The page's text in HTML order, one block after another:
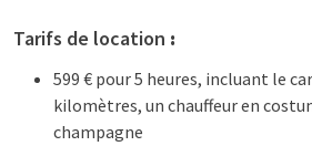
Tarifs de location :
599 € pour 5 heures, incluant le
kilomètres, un chauffeur en
champagne